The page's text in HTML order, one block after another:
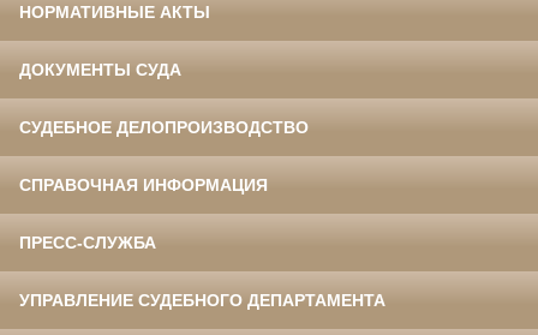
НОРМАТИВНЫЕ АКТЫ
ДОКУМЕНТЫ СУДА
СУДЕБНОЕ ДЕЛОПРОИЗВОДСТВО
СПРАВОЧНАЯ ИНФОРМАЦИЯ
ПРЕСС-СЛУЖБА
УПРАВЛЕНИЕ СУДЕБНОГО ДЕПАРТАМЕНТА